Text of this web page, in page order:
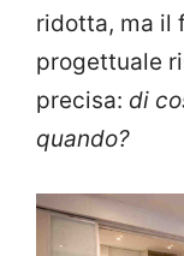
ridotta, ma il
progettuale
precisa: di
quando?